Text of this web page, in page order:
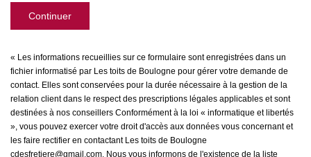
Continuer
« Les informations recueillies sur ce formulaire sont enregistrées dans un
fichier informatisé par Les toits de Boulogne pour gérer votre demande de
contact. Elles sont conservées pour la durée nécessaire à la gestion de la
relation client dans le respect des prescriptions légales applicables et sont
destinées à nos conseillers Conformément à la loi « informatique et libertés
», vous pouvez exercer votre droit d'accès aux données vous concernant et
les faire rectifier en contactant Les toits de Boulogne
cdesfretiere@gmail.com. Nous vous informons de l'existence de la liste